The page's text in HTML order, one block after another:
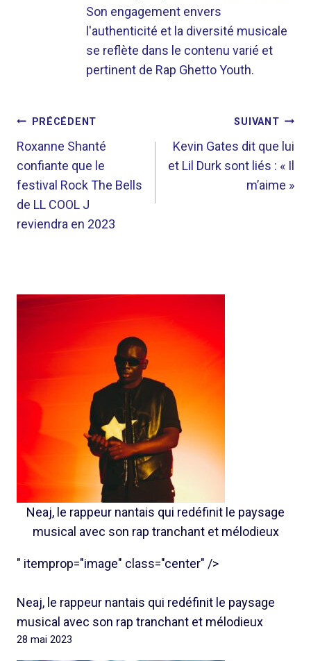
Son engagement envers
l'authenticité et la diversité musicale
se reflète dans le contenu varié et
pertinent de Rap Ghetto Youth.
NAVIGATION
DE
L’ARTICLE
PRÉCÉDENT
Roxanne Shanté
confiante que le
festival Rock The Bells
de LL COOL J
reviendra en 2023
SUIVANT
Kevin Gates dit que lui
et Lil Durk sont liés : « Il
m’aime »
Neaj, le rappeur nantais qui redéfinit le paysage
musical avec son rap tranchant et mélodieux
" itemprop="image" class="center" />
Neaj, le rappeur nantais qui redéfinit le paysage
musical avec son rap tranchant et mélodieux
28 mai 2023